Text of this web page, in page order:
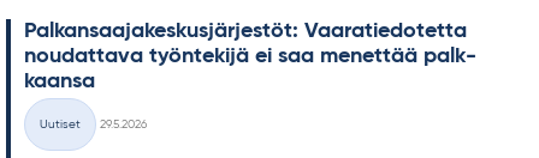
Pal­kan­saa­ja­kes­kus­jär­jes­töt: Vaa­ra­tie­do­tetta
nou­dat­tava työn­te­kijä ei saa me­net­tää palk­
kaansa
Kategoriat
Uutiset
29.5.2026